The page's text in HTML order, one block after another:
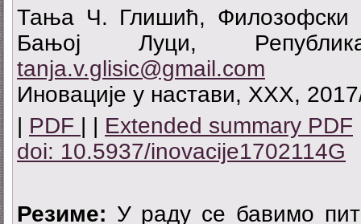
Тања Ч. Глишић, Филозофски
Бањој Луци,
tanja.v.glisic@gmail.com
Иновације у настави, XXX,
PDF Extended summary PDF
doi: 10.5937/inovacije1702114G
Резиме: У раду се бавимо